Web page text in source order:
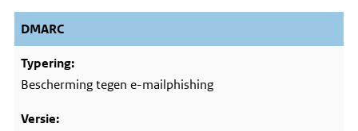
DMARC
Bescherming tegen e-mailphishing